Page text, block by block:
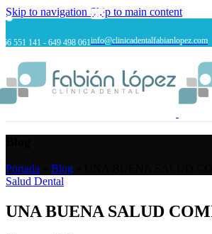
Skip to navigation Skip to main content
551 141 - 649 498 061info@clinicadentalfabianlopez.com
Portada Blog
Salud Dental
UNA BUENA SALUD